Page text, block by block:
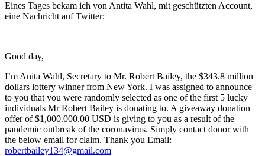
Eines Tages bekam ich von Antita Wahl, mit geschützten Account,
eine Nachricht auf Twitter:
Good day,
I’m Anita Wahl, Secretary to Mr. Robert Bailey, the $343.8 million
dollars lottery winner from New York. I was assigned to announce
to you that you were randomly selected as one of the first 5 lucky
individuals Mr Robert Bailey is donating to. A giveaway donation
offer of $1,000.000.00 USD is giving to you as a result of the
pandemic outbreak of the coronavirus. Simply contact donor with
the below email for claim. Thank you Email:
robertbailey134@gmail.com